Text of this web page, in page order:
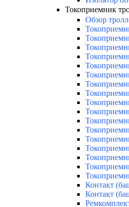
Токоприемник
Обзор
Контакт
Контакт